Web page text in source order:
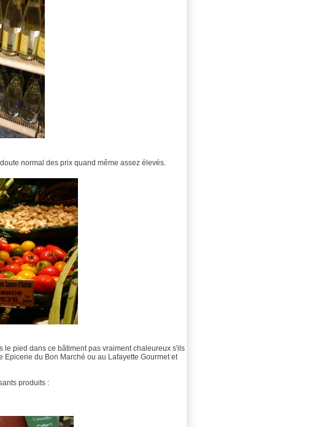
normal des prix quand même assez élevés.
le pied dans ce bâtiment pas vraiment chaleureux s'ils
du Bon Marché ou au Lafayette Gourmet et
produits :